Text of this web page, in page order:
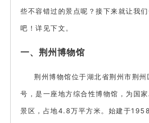
些不容错过的景点呢？接下来就让我
吧！详见下文。
一、荆州博物馆
荆州博物馆位于湖北省荆州市荆
号，是一座地方综合性博物馆，为国
景区，占地4.8万平方米。始建于